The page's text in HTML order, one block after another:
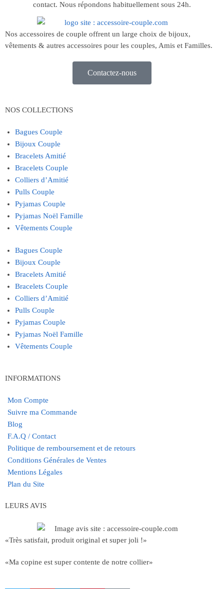
contact. Nous répondons habituellement sous 24h.
Nos accessoires de couple offrent un large choix de bijoux,
vêtements & autres accessoires pour les couples, Amis et Familles.
Contactez-nous
NOS COLLECTIONS
Bagues Couple
Bijoux Couple
Bracelets Amitié
Bracelets Couple
Colliers d’Amitié
Pulls Couple
Pyjamas Couple
Pyjamas Noël Famille
Vêtements Couple
Bagues Couple
Bijoux Couple
Bracelets Amitié
Bracelets Couple
Colliers d’Amitié
Pulls Couple
Pyjamas Couple
Pyjamas Noël Famille
Vêtements Couple
INFORMATIONS
Mon Compte
Suivre ma Commande
Blog
F.A.Q / Contact
Politique de remboursement et de retours
Conditions Générales de Ventes
Mentions Légales
Plan du Site
LEURS AVIS
«Très satisfait, produit original et super joli !»
«Ma copine est super contente de notre collier»